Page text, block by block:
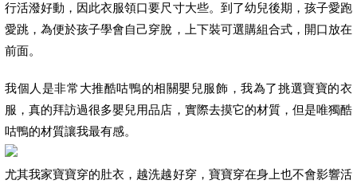
行活潑好動，因此衣服領口要尺寸大些。到了幼兒後期，孩子愛跑
愛跳，為便於孩子學會自己穿脫，上下裝可選購組合式，開口放在
前面。
我個人是非常大推酷咕鴨的相關嬰兒服飾，我為了挑選寶寶的衣
服，真的拜訪過很多嬰兒用品店，實際去摸它的材質，但是唯獨酷
咕鴨的材質讓我最有感。
尤其我家寶寶穿的肚衣，越洗越好穿，寶寶穿在身上也不會影響活